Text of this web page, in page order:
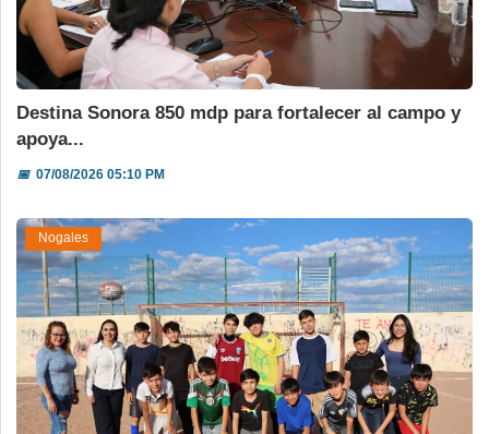
Destina Sonora 850 mdp para fortalecer al campo y
apoya...
📅07/08/2026 05:10 PM
Nogales